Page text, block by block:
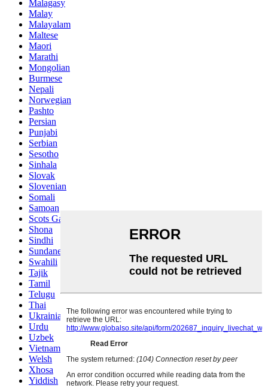
Malagasy
Malay
Malayalam
Maltese
Maori
Marathi
Mongolian
Burmese
Nepali
Norwegian
Pashto
Persian
Punjabi
Serbian
Sesotho
Sinhala
Slovak
Slovenian
Somali
Samoan
Scots Gaelic
Shona
Sindhi
Sundanese
Swahili
Tajik
Tamil
Telugu
Thai
Ukrainian
Urdu
Uzbek
Vietnamese
Welsh
Xhosa
Yiddish